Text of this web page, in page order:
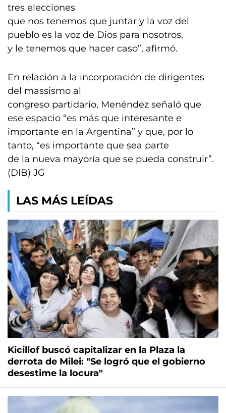
tres elecciones
que nos tenemos que juntar y la voz del
pueblo es la voz de Dios para nosotros,
y le tenemos que hacer caso”, afirmó.
En relación a la incorporación de dirigentes
del massismo al
congreso partidario, Menéndez señaló que
ese espacio “es más que interesante e
importante en la Argentina” y que, por lo
tanto, “es importante que sea parte
de la nueva mayoría que se pueda construir”.
(DIB) JG
LAS MÁS LEÍDAS
Kicillof buscó capitalizar en la Plaza la
derrota de Milei: "Se logró que el gobierno
desestime la locura"